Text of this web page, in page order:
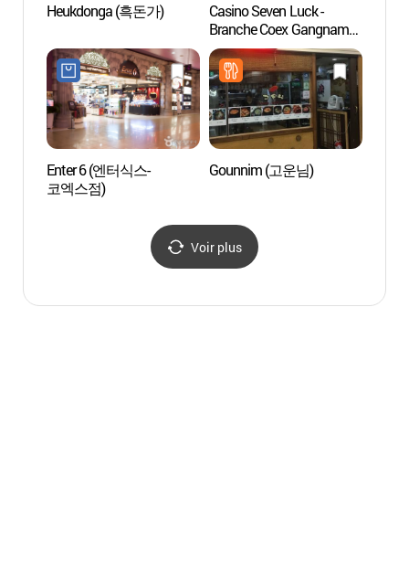
Heukdonga (흑돈가)
Casino Seven Luck -
Branche Coex Gangnam
(세븐럭카지노 -
강남코엑스점)
Enter 6 (엔터식스-
코엑스점)
Gounnim (고운님)
Voir plus